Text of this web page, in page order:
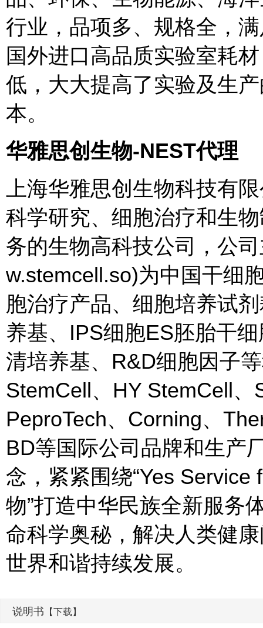
行业，品项多、规格全，
国外进口高品质实验室耗
低，大大提高了实验及生
本。
华雅思创生物-NEST代理
上海华雅思创生物科技有
科学研究、细胞治疗和生
务的生物高科技公司，公
w.stemcell.so)为中国干细
胞治疗产品、细胞培养试
养基、IPS细胞ES胚胎干
清培养基、R&D细胞因子
StemCell、HY StemCell
PeproTech、Corning、
BD等国际公司品牌和生产
念，紧紧围绕“Yes
物”打造中华民族全新服务
命科学奥秘，解决人类健
世界和谐持续发展。
说明书 【下载】